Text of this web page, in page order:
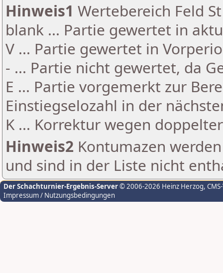
Hinweis1 Wertebereich Feld
blank ... Partie gewertet in
V ... Partie gewertet in
- ... Partie nicht gewertet, da
E ... Partie vorgemerkt zur
Einstiegselozahl in der
K ... Korrektur wegen
Hinweis2 Kontumazen
und sind in der Liste nicht
Der Schachturnier-Ergebnis-Server© 2006-2026 Heinz Herzog,
Impressum / Nutzungsbedingungen